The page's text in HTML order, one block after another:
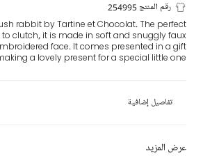
عرض المزيد
رقم المنتج 254995
rabbit by Tartine et Chocolat. The perfect
clutch, it is made in soft and snuggly faux
face. It comes presented in a gift
a lovely present for a special little one.
تفاصيل إضافية